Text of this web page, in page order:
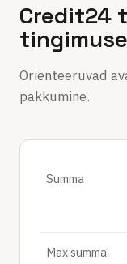
Credit24
Orienteeruvad
pakkumine.
Summa
Max summa